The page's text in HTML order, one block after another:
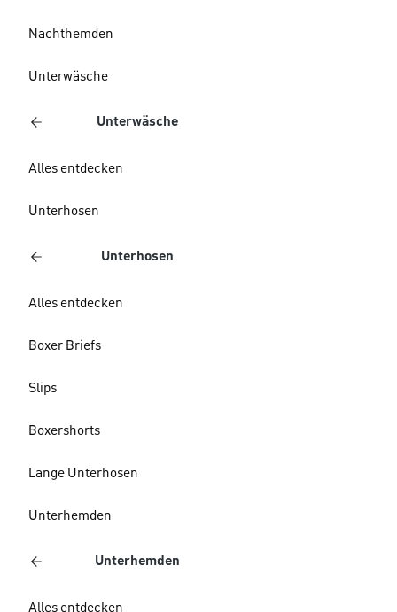
Nachthemden
Unterwäsche
Unterwäsche
Alles entdecken
Unterhosen
Unterhosen
Alles entdecken
Boxer Briefs
Slips
Boxershorts
Lange Unterhosen
Unterhemden
Unterhemden
Alles entdecken